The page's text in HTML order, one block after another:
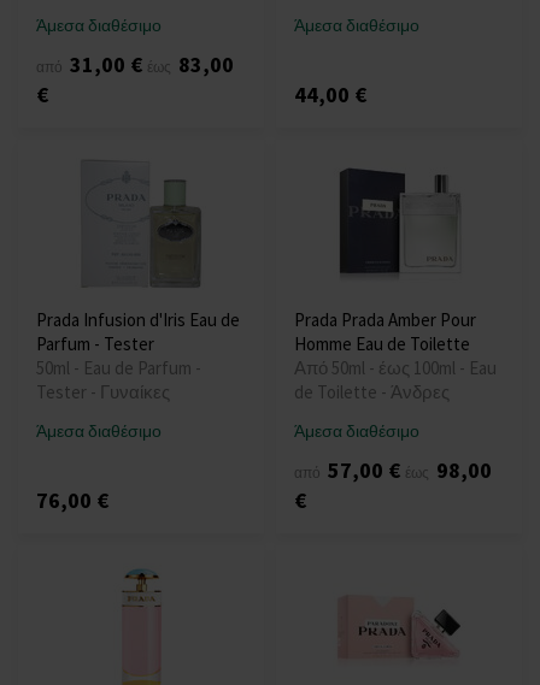
Άμεσα διαθέσιμο
από 31,00 € έως 83,00
€
Άμεσα διαθέσιμο
44,00 €
Prada Infusion d'Iris Eau de
Parfum - Tester
50ml - Eau de Parfum -
Tester - Γυναίκες
Άμεσα διαθέσιμο
76,00 €
Prada Prada Amber Pour
Homme Eau de Toilette
Από 50ml - έως 100ml - Eau
de Toilette - Άνδρες
Άμεσα διαθέσιμο
από 57,00 € έως 98,00
€